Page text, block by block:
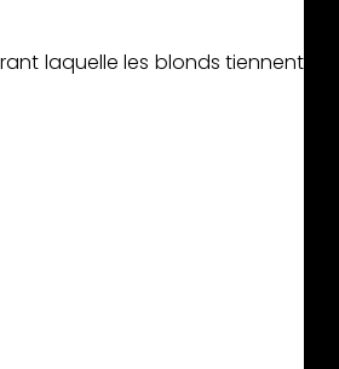
laquelle les blonds tiennent